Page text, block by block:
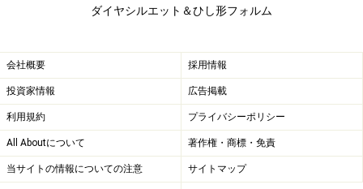
ダイヤシルエット＆ひし形フォルム
会社概要 採用情報
投資家情報 広告掲載
利用規約 プライバシーポリシー
All Aboutについて 著作権・商標・免責
当サイトの情報についての注意 サイトマップ